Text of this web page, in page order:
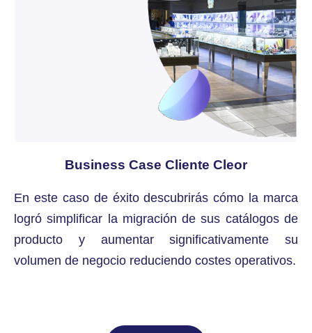
Business Case Cliente Cleor
En este caso de éxito descubrirás cómo la marca
logró simplificar la migración de sus catálogos de
producto y aumentar significativamente su
volumen de negocio reduciendo costes operativos.